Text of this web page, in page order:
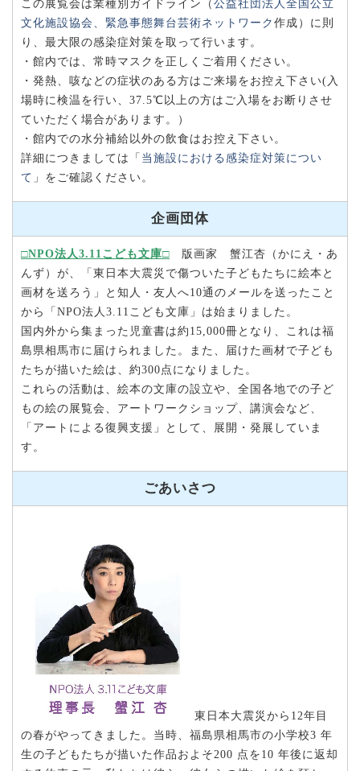
この展覧会は業種別ガイドライン（ 公益社団法人全国公立
文化施設協会、 緊急事態舞台芸術ネットワーク 作成）に則
り、最大限の感染症対策を取って行います。
・館内では、常時マスクを正しくご着用ください。
・発熱、咳などの症状のある方はご来場をお控え下さい(入
場時に検温を行い、37.5℃以上の方はご入場をお断りさせ
ていただく場合があります。）
・館内での水分補給以外の飲食はお控え下さい。
詳細につきましては「 当施設における感染症対策につい
て 」をご確認ください。
企画団体
□NPO法人3.11こども文庫□ 版画家 蟹江杏（かにえ・あ
んず）が、「東日本大震災で傷ついた子どもたちに絵本と
画材を送ろう」と知人・友人へ10通のメールを送ったこと
から「NPO法人3.11こども文庫」は始まりました。
国内外から集まった児童書は約15,000冊となり、これは福
島県相馬市に届けられました。また、届けた画材で子ども
たちが描いた絵は、約300点になりました。
これらの活動は、絵本の文庫の設立や、全国各地での子ど
もの絵の展覧会、アートワークショップ、講演会など、
「アートによる復興支援」として、展開・発展していま
す。
ごあいさつ
東日本大震災から12年目
の春がやってきました。当時、福島県相馬市の小学校3 年
生の子どもたちが描いた作品およそ200 点を10 年後に返却